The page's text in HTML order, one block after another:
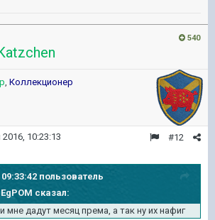
540
, Коллекционер
#12
2016, 10:23:13
пользователь
сказал:
мне дадут месяц према, а так ну их нафиг